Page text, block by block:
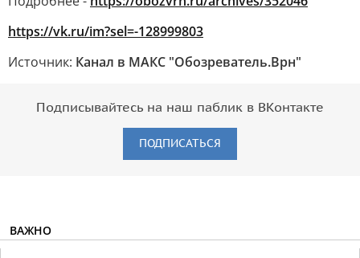
https://vk.ru/im?sel=-128999803
Источник: Канал в МАКС "Обозреватель.Врн"
Подписывайтесь на наш паблик в ВКонтакте
ПОДПИСАТЬСЯ
ВАЖНО